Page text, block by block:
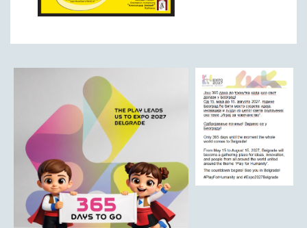
ДРУШТВО
Здравствена заштита
Културни живот
Социјална заштита
Спорт
Удружењa
Државна управа и администрација
ГАЛЕРИЈА
Љубовија